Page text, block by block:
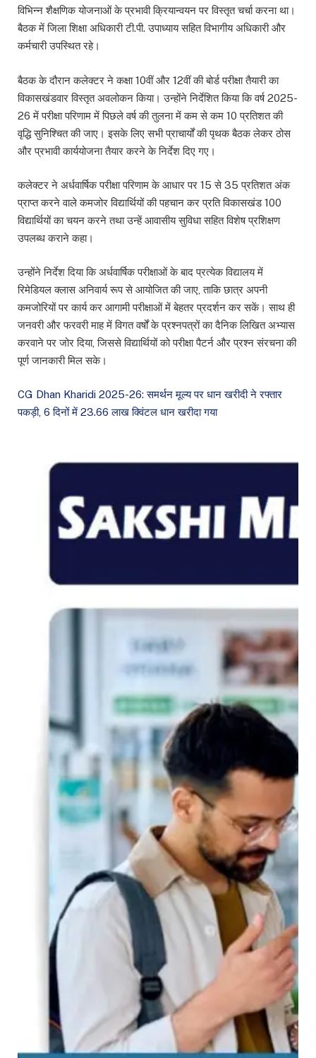
विभिन्न शैक्षणिक योजनाओं के प्रभावी क्रियान्वयन पर विस्तृत चर्चा करना था।
बैठक में जिला शिक्षा अधिकारी टी.पी. उपाध्याय सहित विभागीय अधिकारी और
कर्मचारी उपस्थित रहे।
बैठक के दौरान कलेक्टर ने कक्षा 10वीं और 12वीं की बोर्ड परीक्षा तैयारी का
विकासखंडवार विस्तृत अवलोकन किया। उन्होंने निर्देशित किया कि वर्ष 2025-
26 में परीक्षा परिणाम में पिछले वर्ष की तुलना में कम से कम 10 प्रतिशत की
वृद्धि सुनिश्चित की जाए। इसके लिए सभी प्राचार्यों की पृथक बैठक लेकर ठोस
और प्रभावी कार्ययोजना तैयार करने के निर्देश दिए गए।
कलेक्टर ने अर्धवार्षिक परीक्षा परिणाम के आधार पर 15 से 35 प्रतिशत अंक
प्राप्त करने वाले कमजोर विद्यार्थियों की पहचान कर प्रति विकासखंड 100
विद्यार्थियों का चयन करने तथा उन्हें आवासीय सुविधा सहित विशेष प्रशिक्षण
उपलब्ध कराने कहा।
उन्होंने निर्देश दिया कि अर्धवार्षिक परीक्षाओं के बाद प्रत्येक विद्यालय में
रिमेडियल क्लास अनिवार्य रूप से आयोजित की जाए, ताकि छात्र अपनी
कमजोरियों पर कार्य कर आगामी परीक्षाओं में बेहतर प्रदर्शन कर सकें। साथ ही
जनवरी और फरवरी माह में विगत वर्षों के प्रश्नपत्रों का दैनिक लिखित अभ्यास
करवाने पर जोर दिया, जिससे विद्यार्थियों को परीक्षा पैटर्न और प्रश्न संरचना की
पूर्ण जानकारी मिल सके।
CG Dhan Kharidi 2025-26: समर्थन मूल्य पर धान खरीदी ने रफ्तार
पकड़ी, 6 दिनों में 23.66 लाख क्विंटल धान खरीदा गया